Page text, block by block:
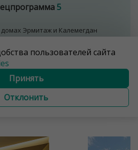
5
Эрмитаж и Калемегдан
❯пользователей сайта
Принять
Отклонить